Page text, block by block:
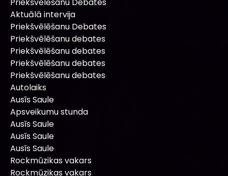
Aktuālā intervija
Priekšvēlēšanu Debates
Priekšvēlēšanu debates
Priekšvēlēšanu debates
Priekšvēlēšanu debates
Priekšvēlēšanu debates
Autolaiks
Ausīs Saule
Apsveikumu stunda
Ausīs Saule
Ausīs Saule
Ausīs Saule
Rockmūzikas vakars
Rockmūzikas vakars